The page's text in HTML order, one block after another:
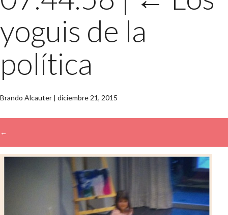
yoguis de la
política
Brando Alcauter | diciembre 21, 2015
←
→